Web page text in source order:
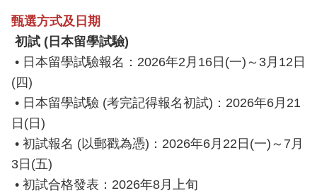
甄選方式及日期
初試 ( 日本留學試驗)
• 日本留學試驗報名：2026年2月16日(一)～3月12日
(四)
• 日本留學試驗 (考完記得報名初試)：2026年6月21
日(日)
• 初試報名 (以郵戳為憑)：2026年6月22日(一)～7月
3日(五)
• 初試合格發表：2026年8月上旬